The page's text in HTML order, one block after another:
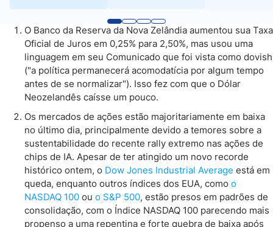
O Banco da Reserva da Nova Zelândia aumentou sua Taxa
Oficial de Juros em 0,25% para 2,50%, mas usou uma
linguagem em seu Comunicado que foi vista como dovish
("a política permanecerá acomodatícia por algum tempo
antes de se normalizar"). Isso fez com que o Dólar
Neozelandês caísse um pouco.
Os mercados de ações estão majoritariamente em baixa
no último dia, principalmente devido a temores sobre a
sustentabilidade do recente rally extremo nas ações de
chips de IA. Apesar de ter atingido um novo recorde
histórico ontem, o Dow Jones Industrial Average está em
queda, enquanto outros índices dos EUA, como o
NASDAQ 100 ou o S&P 500, estão presos em padrões de
consolidação, com o Índice NASDAQ 100 parecendo mais
propenso a uma repentina e forte quebra de baixa após